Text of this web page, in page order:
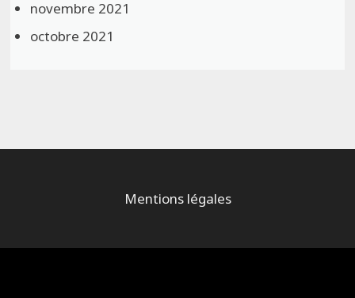
novembre 2021
octobre 2021
Mentions légales